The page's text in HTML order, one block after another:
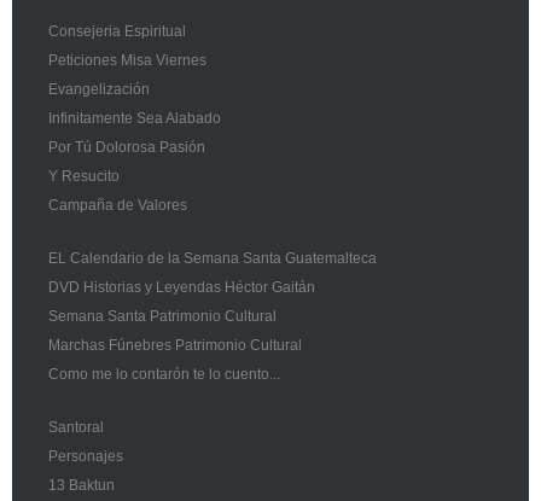
Consejeria Espiritual
Peticiones Misa Viernes
Evangelización
Infinitamente Sea Alabado
Por Tú Dolorosa Pasión
Y Resucito
Campaña de Valores
EL Calendario de la Semana Santa Guatemalteca
DVD Historias y Leyendas Héctor Gaitán
Semana Santa Patrimonio Cultural
Marchas Fúnebres Patrimonio Cultural
Como me lo contarón te lo cuento...
Santoral
Personajes
13 Baktun